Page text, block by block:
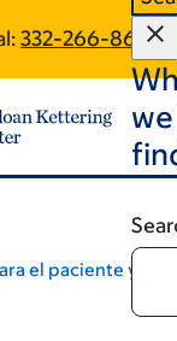
332-266-8641
el paciente y la